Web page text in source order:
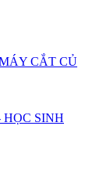
CẮT CỦ
SINH